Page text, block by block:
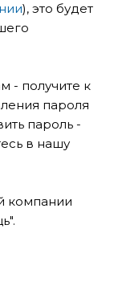
), это будет
- получите к
пароля
пароль -
в нашу
компании